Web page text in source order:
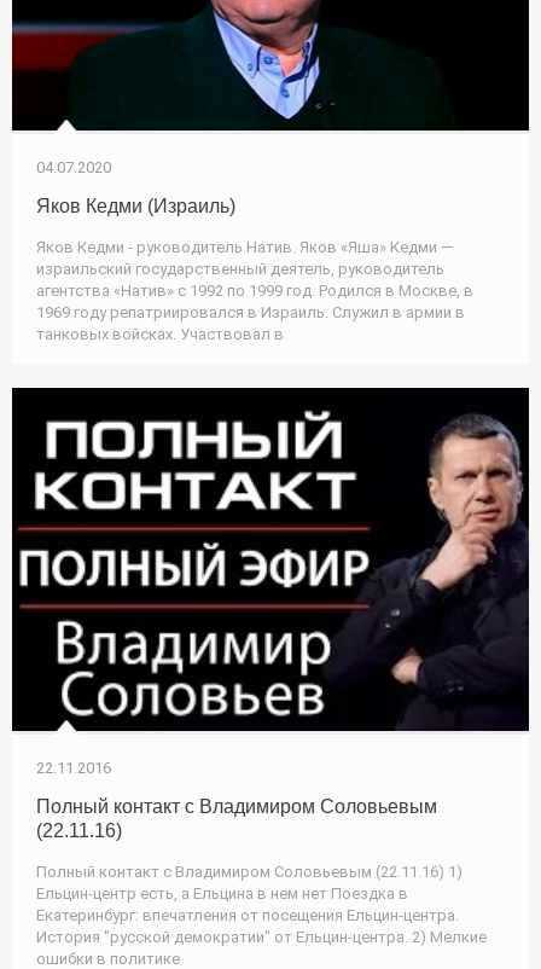
04.07.2020
Яков Кедми (Израиль)
Яков Кедми - руководитель Натив. Яков «Яша» Кедми —
израильский государственный деятель, руководитель
агентства «Натив» с 1992 по 1999 год. Родился в Москве, в
1969 году репатриировался в Израиль. Служил в армии в
танковых войсках. Участвовал в
22.11.2016
Полный контакт с Владимиром Соловьевым
(22.11.16)
Полный контакт с Владимиром Соловьевым (22.11.16) 1)
Ельцин-центр есть, а Ельцина в нем нет Поездка в
Екатеринбург: впечатления от посещения Ельцин-центра.
История "русской демократии" от Ельцин-центра. 2) Мелкие
ошибки в политике